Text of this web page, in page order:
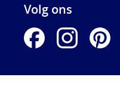
Volg ons